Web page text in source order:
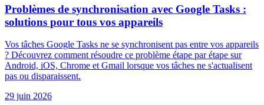
Problèmes de synchronisation avec Google Tasks :
solutions pour tous vos appareils
Vos tâches Google Tasks ne se synchronisent pas entre vos appareils
? Découvrez comment résoudre ce problème étape par étape sur
Android, iOS, Chrome et Gmail lorsque vos tâches ne s'actualisent
pas ou disparaissent.
29 juin 2026